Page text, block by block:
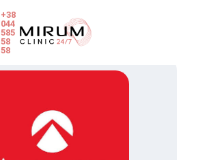
+38
044
585
58
58